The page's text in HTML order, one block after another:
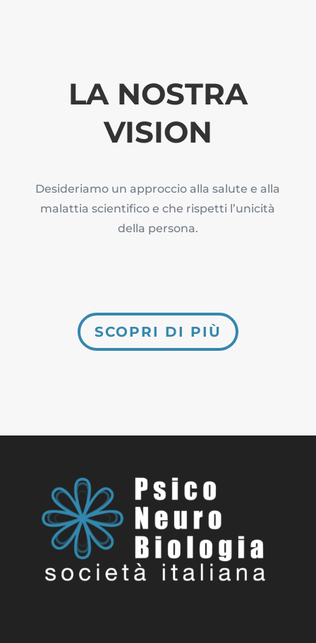
LA NOSTRA
VISION
Desideriamo un approccio alla salute e alla
malattia scientifico e che rispetti l’unicità
della persona.
SCOPRI DI PIÙ